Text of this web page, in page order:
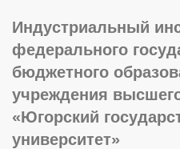
Индустриальный
федерального
бюджетного
учреждения
«Югорский
университет»